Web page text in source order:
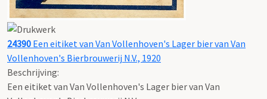
24390 Een eitiket van Van Vollenhoven's Lager bier van Van
Vollenhoven's Bierbrouwerij N.V., 1920
Beschrijving:
Een eitiket van Van Vollenhoven's Lager bier van Van